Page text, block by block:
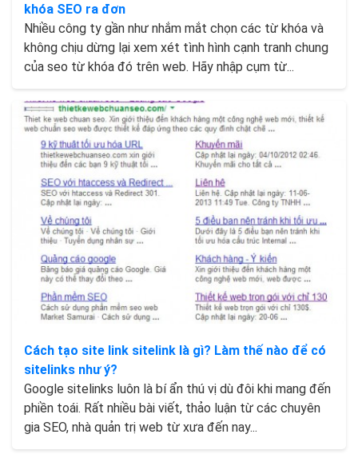
khóa SEO ra đơn
Nhiều công ty gần như nhắm mắt chọn các từ khóa và
không chịu dừng lại xem xét tình hình cạnh tranh chung
của seo từ khóa đó trên web. Hãy nhập cụm từ...
Cách tạo site link sitelink là gì? Làm thế nào để có
sitelinks như ý?
Google sitelinks luôn là bí ẩn thú vị dù đôi khi mang đến
phiền toái. Rất nhiều bài viết, thảo luận từ các chuyên
gia SEO, nhà quản trị web từ xưa đến nay...